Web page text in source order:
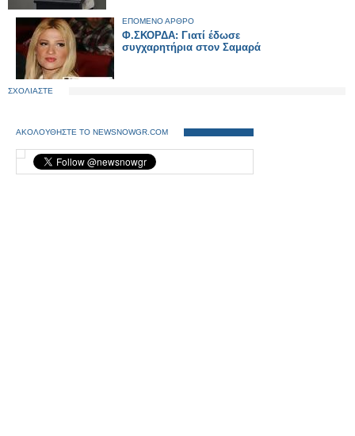
ΕΠΟΜΕΝΟ ΑΡΘΡΟ
Φ.ΣΚΟΡΔΑ: Γιατί έδωσε
συγχαρητήρια στον Σαμαρά
ΣΧΟΛΙΑΣΤΕ
ΑΚΟΛΟΥΘΗΣΤΕ ΤΟ NEWSNOWGR.COM